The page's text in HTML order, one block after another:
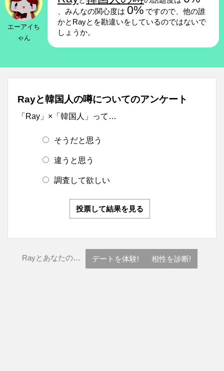
エーアイち
ゃん
、みんなの関心度は 0% ですので、他の誰
かとRayとを勘違いをしているのではないで
しょうか。
Rayと韓国人の噂についてのアンケート
「Ray」×「韓国人」って…
そうだと思う
違うと思う
調査して欲しい
投票して結果を見る
Rayとあなたの… デートを体験! 相性を診断!